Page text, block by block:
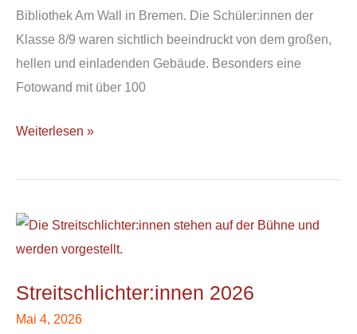
Bibliothek Am Wall in Bremen. Die Schüler:innen der
Klasse 8/9 waren sichtlich beeindruckt von dem großen,
hellen und einladenden Gebäude. Besonders eine
Fotowand mit über 100
Weiterlesen »
Streitschlichter:innen 2026
Mai 4, 2026
Streitschlichter:innen
2026